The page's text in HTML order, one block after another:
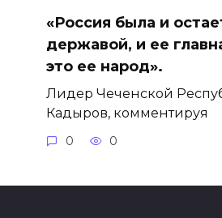
«Россия была и
державой, и ее
это ее народ».
Лидер Чеченской
Кадыров, комментируя
0 0